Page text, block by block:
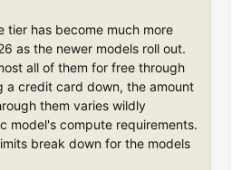
tier has become much more
as the newer models roll out.
all of them for free through
a credit card down, the amount
them varies wildly
model's compute requirements.
break down for the models